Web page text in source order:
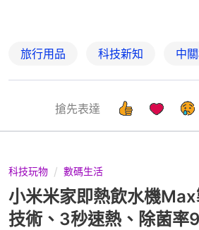
旅行用品 科技新知 中
搶先表達
科技玩物 數碼生活
小米米家即熱飲水機
技術、3秒速熱、除菌率